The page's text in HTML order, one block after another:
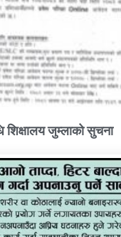
शिक्षालय जुम्लाको सुचना